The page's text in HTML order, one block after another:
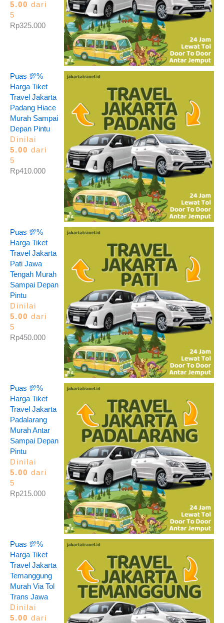
5.00 dari
5
Rp325.000
Puas 💯%
Harga Tiket
Travel Jakarta
Padang Hiace
Murah Sampai
Depan Pintu
Dinilai
5.00 dari
5
Rp410.000
Puas 💯%
Harga Tiket
Travel Jakarta
Pati Jawa
Tengah Murah
Sampai Depan
Pintu
Dinilai
5.00 dari
5
Rp450.000
Puas 💯%
Harga Tiket
Travel Jakarta
Padalarang
Murah Antar
Sampai Depan
Pintu
Dinilai
5.00 dari
5
Rp215.000
Puas 💯%
Harga Tiket
Travel Jakarta
Temanggung
Murah Via Tol
Trans Jawa
Dinilai
5.00 dari